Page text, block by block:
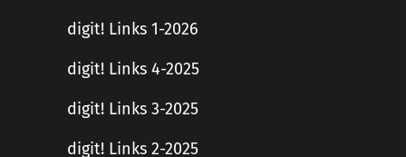
digit! Links 1-2026
digit! Links 4-2025
digit! Links 3-2025
digit! Links 2-2025